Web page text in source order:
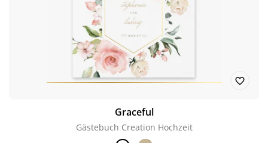
Graceful
Gästebuch Creation Hochzeit